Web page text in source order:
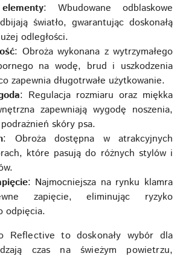
: Wbudowane odblaskowe
światło, gwarantując doskonałą
odległości.
: Obroża wykonana z wytrzymałego
na wodę, brud i uszkodzenia
zapewnia długotrwałe użytkowanie.
: Regulacja rozmiaru oraz miękka
zapewniają wygodę noszenia,
skóry psa.
: Obroża dostępna w atrakcyjnych
które pasują do różnych stylów i
: Najmocniejsza na rynku klamra
zapięcie, eliminując ryzyko
odpięcia.
Reflective to doskonały wybór dla
czas na świeżym powietrzu,